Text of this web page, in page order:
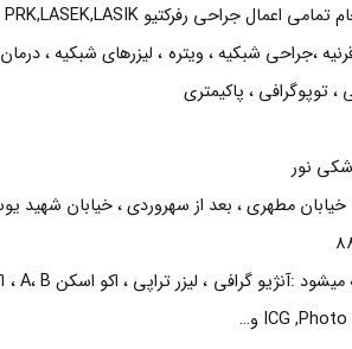
،جراحی شبکیه ، ویتره ، لیزرهای شبکیه ،
، توپوگرافی ، پاکیمتری
نور
مطهری ، بعد از سهروردی ، خیابان شهید